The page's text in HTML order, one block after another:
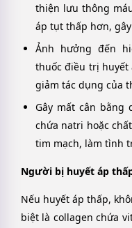
thiện lưu thông
áp tụt thấp hơn,
Ảnh hưởng đến
thuốc điều trị huyết
giảm tác dụng của
Gây mất cân bằng
chứa natri hoặc
tim mạch, làm tình
Người bị huyết áp
Nếu huyết áp thấp,
biệt là collagen chứa